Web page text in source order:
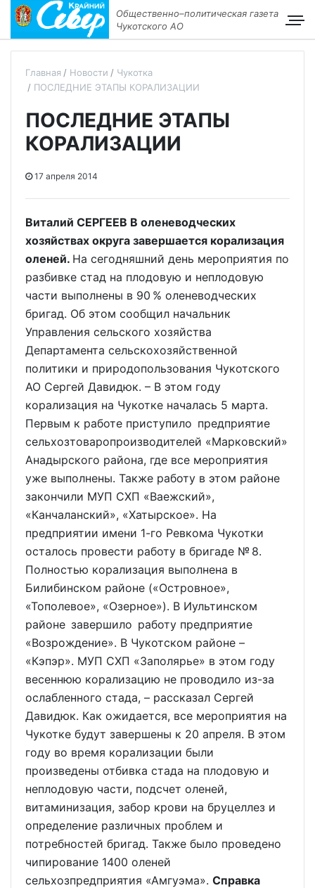
Общественно–политическая газета
Чукотского АО
Главная Новости
Чукотка
ПОСЛЕДНИЕ ЭТАПЫ КОРАЛИЗАЦИИ
ПОСЛЕДНИЕ ЭТАПЫ
КОРАЛИЗАЦИИ
17 апреля 2014
Виталий СЕРГЕЕВ В оленеводческих
хозяйствах округа завершается корализация
оленей. На сегодняшний день мероприятия по
разбивке стад на плодовую и неплодовую
части выполнены в 90 % оленеводческих
бригад. Об этом сообщил начальник
Управления сельского хозяйства
Департамента сельскохозяйственной
политики и природопользования Чукотского
АО Сергей Давидюк. – В этом году
корализация на Чукотке началась 5 марта.
Первым к работе приступило предприятие
сельхозтоваропроизводителей «Марковский»
Анадырского района, где все мероприятия
уже выполнены. Также работу в этом районе
закончили МУП СХП «Ваежский»,
«Канчаланский», «Хатырское». На
предприятии имени 1-го Ревкома Чукотки
осталось провести работу в бригаде № 8.
Полностью корализация выполнена в
Билибинском районе («Островное»,
«Тополевое», «Озерное»). В Иультинском
районе завершило работу предприятие
«Возрождение». В Чукотском районе –
«Кэпэр». МУП СХП «Заполярье» в этом году
весеннюю корализацию не проводило из-за
ослабленного стада, – рассказал Сергей
Давидюк. Как ожидается, все мероприятия на
Чукотке будут завершены к 20 апреля. В этом
году во время корализации были
произведены отбивка стада на плодовую и
неплодовую части, подсчет оленей,
витаминизация, забор крови на бруцеллез и
определение различных проблем и
потребностей бригад. Также было проведено
чипирование 1400 оленей
сельхозпредприятия «Амгуэма». Справка